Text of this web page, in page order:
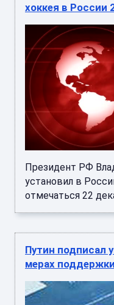
хоккея в России
Президент РФ
установил в
отмечаться 22
Путин подписал
мерах